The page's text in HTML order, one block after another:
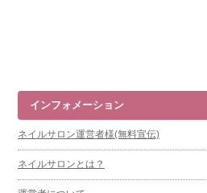
インフォメーション
ネイルサロン運営者様(無料宣伝)
ネイルサロンとは？